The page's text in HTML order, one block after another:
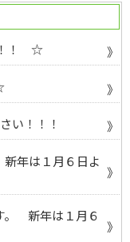
！！ ☆
い！！！
年は１月６日よ
新年は１月６